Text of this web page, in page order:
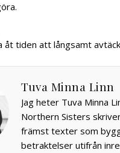
åt tiden att långsamt
Tuva Minna Linn
Jag heter Tuva Minna
Northern Sisters
främst texter som
betraktelser utifrån inre